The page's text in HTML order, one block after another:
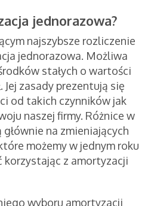
jednorazowa?
najszybsze rozliczenie
jednorazowa. Możliwa
stałych o wartości
Jej zasady prezentują się
od takich czynników jak
naszej firmy. Różnice w
na zmieniających
możemy w jednym roku
z amortyzacji
wyboru amortyzacji